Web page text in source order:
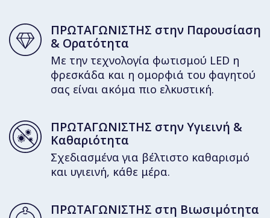
ΠΡΩΤΑΓΩΝΙΣΤΗΣ στην Παρουσίαση
& Ορατότητα
Με την τεχνολογία φωτισμού LED η
φρεσκάδα και η ομορφιά του φαγητού
σας είναι ακόμα πιο ελκυστική.
ΠΡΩΤΑΓΩΝΙΣΤΗΣ στην Υγιεινή &
Καθαριότητα
Σχεδιασμένα για βέλτιστο καθαρισμό
και υγιεινή, κάθε μέρα.
ΠΡΩΤΑΓΩΝΙΣΤΗΣ στη Βιωσιμότητα